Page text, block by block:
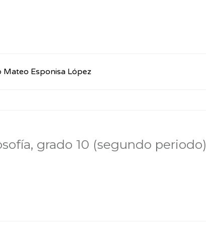
Mateo Esponisa López
grado 10 (segundo periodo)